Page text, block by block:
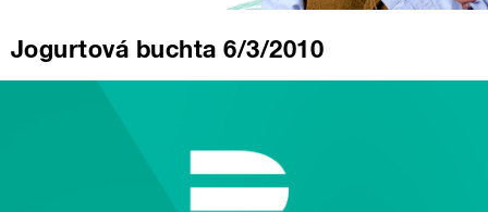
Jogurtová buchta 6/3/2010